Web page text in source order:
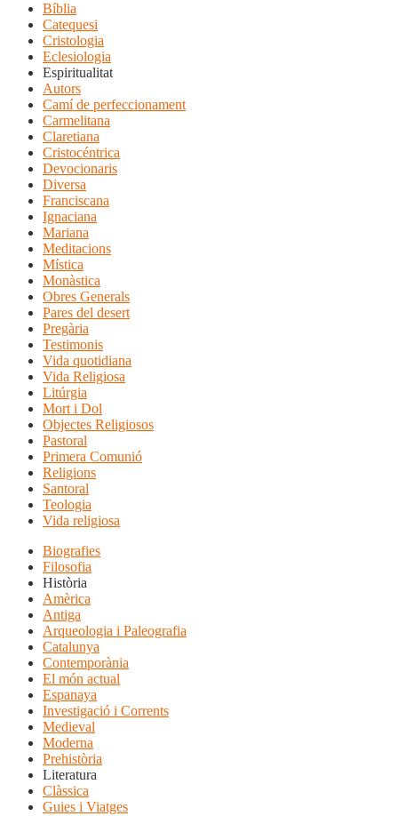
Bíblia
Catequesi
Cristologia
Eclesiologia
Espiritualitat
Autors
Camí de perfeccionament
Carmelitana
Claretiana
Cristocéntrica
Devocionaris
Diversa
Franciscana
Ignaciana
Mariana
Meditacions
Mística
Monàstica
Obres Generals
Pares del desert
Pregària
Testimonis
Vida quotidiana
Vida Religiosa
Litúrgia
Mort i Dol
Objectes Religiosos
Pastoral
Primera Comunió
Religions
Santoral
Teologia
Vida religiosa
Biografies
Filosofia
Història
Amèrica
Antiga
Arqueologia i Paleografia
Catalunya
Contemporània
El món actual
Espanaya
Investigació i Corrents
Medieval
Moderna
Prehistòria
Literatura
Clàssica
Guies i Viatges